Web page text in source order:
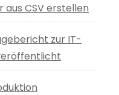
CSV erstellen
zur IT-